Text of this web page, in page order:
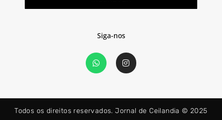
Siga-nos
W
h
a
p
I
n
s
a
Todos os direitos reservados. Jornal de Ceilandia © 2025